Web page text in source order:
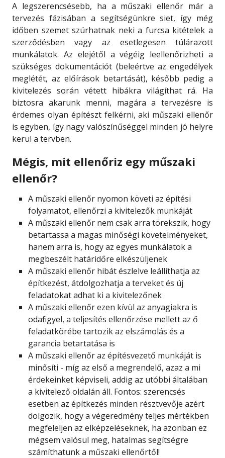
A legszerencsésebb, ha a műszaki ellenőr már a
tervezés fázisában a segítségünkre siet, így még
időben szemet szúrhatnak neki a furcsa kitételek a
szerződésben vagy az esetlegesen túlárazott
munkálatok. Az elejétől a végéig leellenőrizheti a
szükséges dokumentációt (beleértve az engedélyek
meglétét, az előírások betartását), később pedig a
kivitelezés során vétett hibákra világíthat rá. Ha
biztosra akarunk menni, magára a tervezésre is
érdemes olyan építészt felkérni, aki műszaki ellenőr
is egyben, így nagy valószínűséggel minden jó helyre
kerül a tervben.
Mégis, mit ellenőriz egy műszaki
ellenőr?
A műszaki ellenőr nyomon követi az építési
folyamatot, ellenőrzi a kivitelezők munkáját
A műszaki ellenőr nem csak arra törekszik, hogy
betartassa a magas minőségi követelményeket,
hanem arra is, hogy az egyes munkálatok a
megbeszélt határidőre elkészüljenek
A műszaki ellenőr hibát észlelve leállíthatja az
építkezést, átdolgozhatja a terveket és új
feladatokat adhat ki a kivitelezőnek
A műszaki ellenőr ezen kívül az anyagiakra is
odafigyel, a teljesítés ellenőrzése mellett az ő
feladatkörébe tartozik az elszámolás és a
garancia betartatása is
A műszaki ellenőr az építésvezető munkáját is
minősíti - míg az első a megrendelő, azaz a mi
érdekeinket képviseli, addig az utóbbi általában
a kivitelező oldalán áll. Fontos: szerencsés
esetben az építkezés minden résztvevője azért
dolgozik, hogy a végeredmény teljes mértékben
megfeleljen az elképzeléseknek, ha azonban ez
mégsem valósul meg, hatalmas segítségre
számíthatunk a műszaki ellenőrtől!